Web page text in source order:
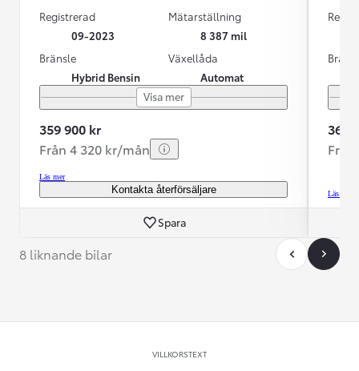
Registrerad
09-2023
Mätarställning
8 387 mil
Bränsle
Hybrid Bensin
Växellåda
Automat
Visa mer
359 900 kr
Från 4 320 kr/mån
Läs mer
Kontakta återförsäljare
Spara
369
Läs mer
8 liknande bilar
VILLKORSTEXT